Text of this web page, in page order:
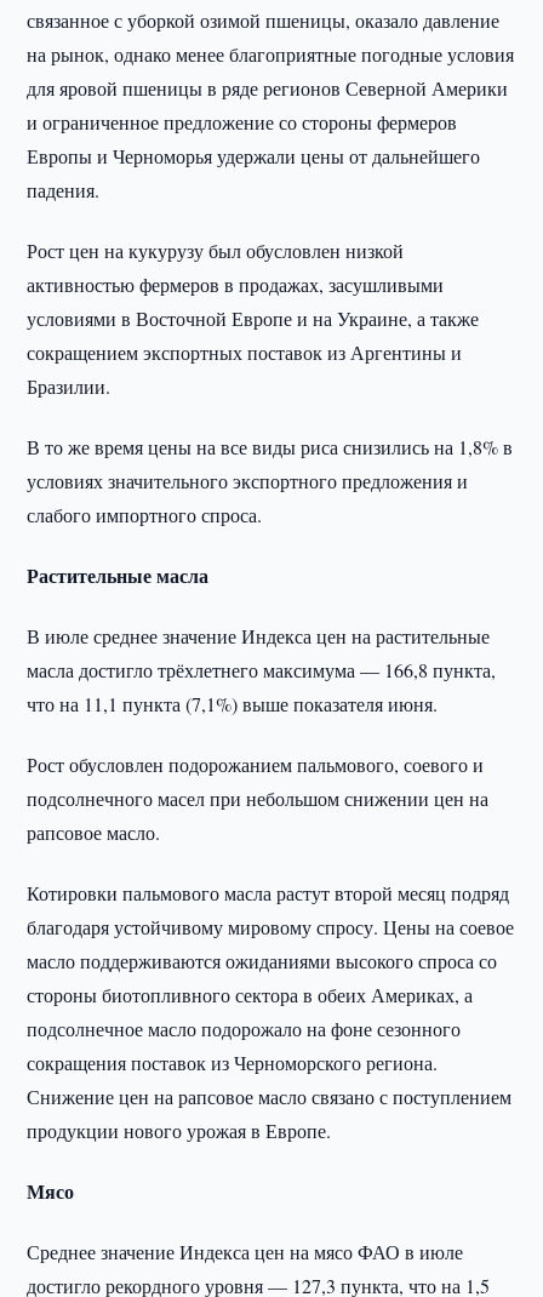
связанное с уборкой озимой пшеницы, оказало давление
на рынок, однако менее благоприятные погодные условия
для яровой пшеницы в ряде регионов Северной Америки
и ограниченное предложение со стороны фермеров
Европы и Черноморья удержали цены от дальнейшего
падения.
Рост цен на кукурузу был обусловлен низкой
активностью фермеров в продажах, засушливыми
условиями в Восточной Европе и на Украине, а также
сокращением экспортных поставок из Аргентины и
Бразилии.
В то же время цены на все виды риса снизились на 1,8% в
условиях значительного экспортного предложения и
слабого импортного спроса.
Растительные масла
В июле среднее значение Индекса цен на растительные
масла достигло трёхлетнего максимума — 166,8 пункта,
что на 11,1 пункта (7,1%) выше показателя июня.
Рост обусловлен подорожанием пальмового, соевого и
подсолнечного масел при небольшом снижении цен на
рапсовое масло.
Котировки пальмового масла растут второй месяц подряд
благодаря устойчивому мировому спросу. Цены на соевое
масло поддерживаются ожиданиями высокого спроса со
стороны биотопливного сектора в обеих Америках, а
подсолнечное масло подорожало на фоне сезонного
сокращения поставок из Черноморского региона.
Снижение цен на рапсовое масло связано с поступлением
продукции нового урожая в Европе.
Мясо
Среднее значение Индекса цен на мясо ФАО в июле
достигло рекордного уровня — 127,3 пункта, что на 1,5